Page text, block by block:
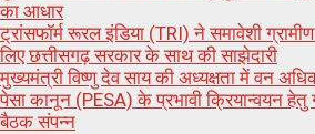
का आधार
ट्रांसफॉर्म रूरल इंडिया (TRI) ने समावेशी
लिए छत्तीसगढ़ सरकार के साथ की साझेदारी
मुख्यमंत्री विष्णु देव साय की अध्यक्षता में वन
पेसा कानून (PESA) के प्रभावी क्रियान्वयन हेतु
बैठक संपन्न